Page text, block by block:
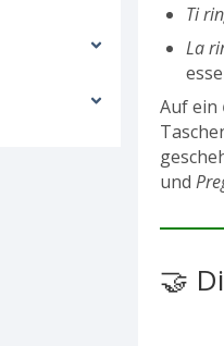
Ti
La
Auf ein
und
🤝